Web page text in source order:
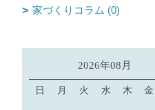
家づくりコラム (0)
2026年08月
日 月 火 水 木 金